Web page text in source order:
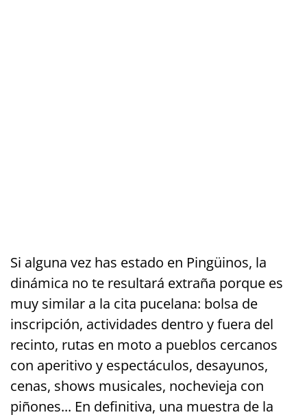
Si alguna vez has estado en Pingüinos, la
dinámica no te resultará extraña porque es
muy similar a la cita pucelana: bolsa de
inscripción, actividades dentro y fuera del
recinto, rutas en moto a pueblos cercanos
con aperitivo y espectáculos, desayunos,
cenas, shows musicales, nochevieja con
piñones... En definitiva, una muestra de la